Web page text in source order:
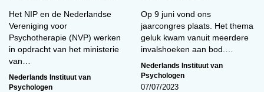
Het NIP en de Nederlandse
Vereniging voor
Psychotherapie (NVP) werken
in opdracht van het ministerie
van…
Nederlands Instituut van
Psychologen
Op 9 juni vond ons
jaarcongres plaats. Het thema
geluk kwam vanuit meerdere
invalshoeken aan bod.…
Nederlands Instituut van
Psychologen
07/07/2023